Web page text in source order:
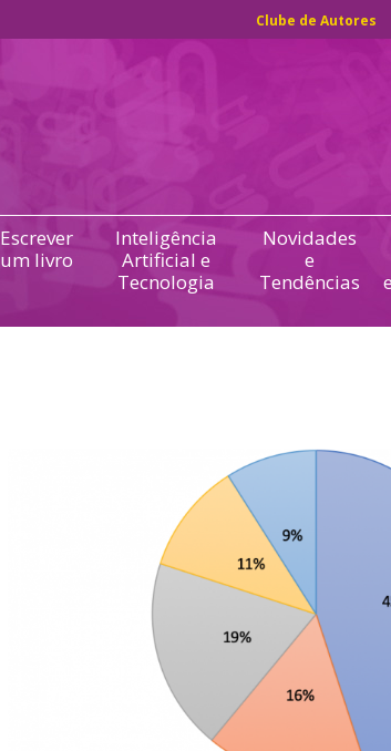
Clube de Autores
Escrever
um livro
Inteligência
Artificial e
Tecnologia
Novidades
e
Tendências